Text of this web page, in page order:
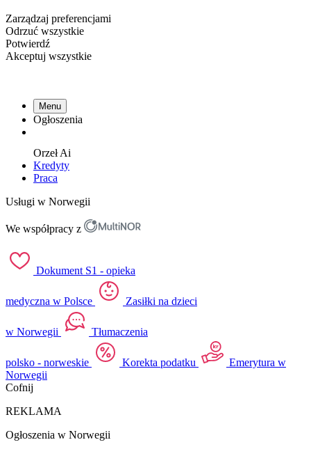
Zarządzaj preferencjami
Odrzuć wszystkie
Potwierdź
Akceptuj wszystkie
Menu
Ogłoszenia
OrzełAi
Kredyty
Praca
Usługi w Norwegii
We współpracy z
Dokument S1 - opieka
medyczna w Polsce Zasiłki na dzieci
w Norwegii Tłumaczenia
polsko - norweskie Korekta podatku
Emerytura w
Norwegii
Cofnij
REKLAMA
Ogłoszenia w Norwegii